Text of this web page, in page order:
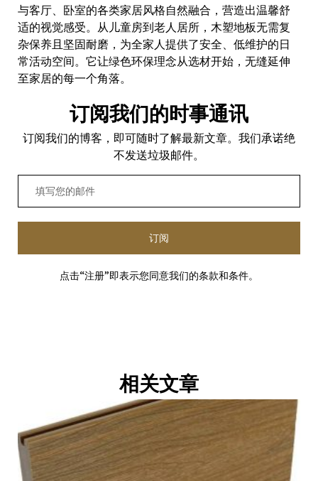
与客厅、卧室的各类家居风格自然融合，营造出温馨舒
适的视觉感受。从儿童房到老人居所，木塑地板无需复
杂保养且坚固耐磨，为全家人提供了安全、低维护的日
常活动空间。它让绿色环保理念从选材开始，无缝延伸
至家居的每一个角落。
订阅我们的时事通讯
订阅我们的博客，即可随时了解最新文章。我们承诺绝
不发送垃圾邮件。
订阅
点击“注册”即表示您同意我们的条款和条件。
相关文章